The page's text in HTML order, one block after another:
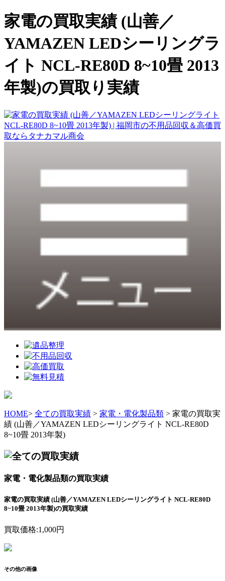
家電の買取実績 (山善／
YAMAZEN LEDシーリングラ
イト NCL-RE80D 8~10畳 2013
年製)の買取り実績
HOME> 全ての買取実績 > 家電・電化製品類 > 家電の買取実
績 (山善／YAMAZEN LEDシーリングライト NCL-RE80D
8~10畳 2013年製)
家電・電化製品類の買取実績
家電の買取実績 (山善／YAMAZEN LEDシーリングライト NCL-RE80D
8~10畳 2013年製)の買取実績
買取価格:1,000円
その他の画像